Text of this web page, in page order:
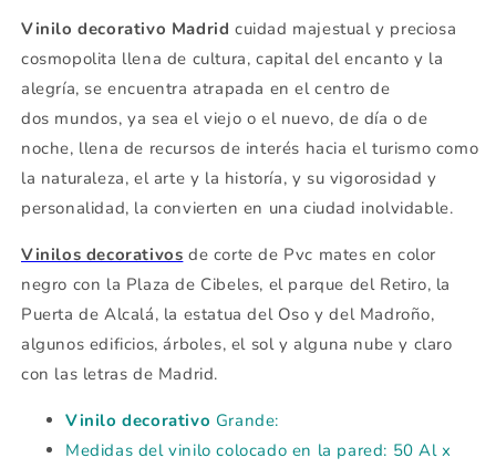
Vinilo decorativo Madrid cuidad majestual y preciosa
cosmopolita llena de cultura, capital del encanto y la
alegría, se encuentra atrapada en el centro de
dos mundos, ya sea el viejo o el nuevo, de día o de
noche, llena de recursos de interés hacia el turismo como
la naturaleza, el arte y la historía, y su vigorosidad y
personalidad, la convierten en una ciudad inolvidable.
Vinilos decorativos de corte de Pvc mates en color
negro con la Plaza de Cibeles, el parque del Retiro, la
Puerta de Alcalá, la estatua del Oso y del Madroño,
algunos edificios, árboles, el sol y alguna nube y claro
con las letras de Madrid.
Vinilo decorativo Grande:
Medidas del vinilo colocado en la pared: 50 Al x